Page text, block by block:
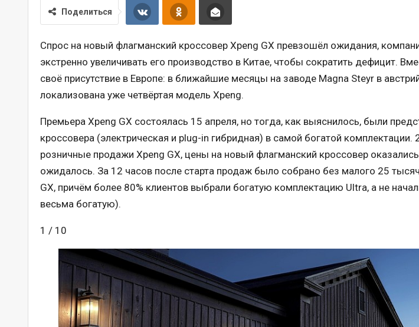
Поделиться
Спрос на новый флагманский кроссовер Xpeng GX превзошёл ожидания,
экстренно увеличивать его производство в Китае, чтобы сократить дефицит.
своё присутствие в Европе: в ближайшие месяцы на заводе Magna Steyr в
локализована уже четвёртая модель Xpeng.
Премьера Xpeng GX состоялась 15 апреля, но тогда, как выяснилось, были
кроссовера (электрическая и plug-in гибридная) в самой богатой комплектации.
розничные продажи Xpeng GX, цены на новый флагманский кроссовер
ожидалось. За 12 часов после старта продаж было собрано без малого 25
GX, причём более 80% клиентов выбрали богатую комплектацию Ultra, а не
весьма богатую).
1 / 10